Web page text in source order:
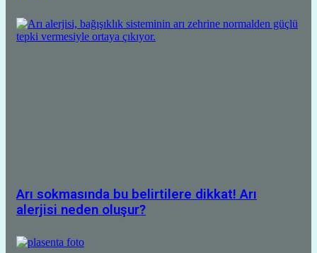
Arı sokmasında bu belirtilere dikkat! Arı
alerjisi neden oluşur?